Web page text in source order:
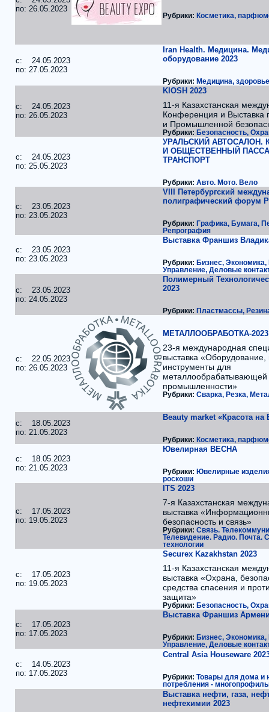
по: 26.05.2023
Рубрики: Косметика,
c: 24.05.2023
по: 27.05.2023
Iran Health. Медицина.
оборудование 2023
Рубрики: Медицина,
c: 24.05.2023
по: 26.05.2023
KIOSH 2023
11-я Казахстанская
Конференция и Выставка
и Промышленной
Рубрики: Безопасность,
c: 24.05.2023
по: 25.05.2023
УРАЛЬСКИЙ АВТОСАЛОН.
И ОБЩЕСТВЕННЫЙ
ТРАНСПОРТ
Рубрики: Авто. Мото. Вело
c: 23.05.2023
по: 23.05.2023
VIII Петербургский
полиграфический форум
Рубрики: Графика, Бумага,
Репрография
c: 23.05.2023
по: 23.05.2023
Выставка Франшиз
Рубрики: Бизнес,
Управление, Деловые
c: 23.05.2023
по: 24.05.2023
Полимерный
2023
Рубрики: Пластмассы,
c: 22.05.2023
по: 26.05.2023
МЕТАЛЛООБРАБОТКА-2023
23-я международная
выставка
инструменты для
металлообрабатывающей
промышленности»
Рубрики: Сварка, Резка,
c: 18.05.2023
по: 21.05.2023
Beauty market «Красота на
Рубрики: Косметика,
c: 18.05.2023
по: 21.05.2023
Ювелирная ВЕСНА
Рубрики: Ювелирные
роскоши
c: 17.05.2023
по: 19.05.2023
ITS 2023
7-я Казахстанская
выставка
безопасность и связь»
Рубрики: Связь.
Телевидение. Радио. Почта.
технологии
c: 17.05.2023
по: 19.05.2023
Securex Kazakhstan 2023
11-я Казахстанская
выставка «Охрана,
средства спасения и
защита»
Рубрики: Безопасность,
c: 17.05.2023
по: 17.05.2023
Выставка Франшиз
Рубрики: Бизнес,
Управление, Деловые
c: 14.05.2023
по: 17.05.2023
Central Asia Houseware
Рубрики: Товары для дома и
потребления -
Выставка нефти, газа,
нефтехимии 2023